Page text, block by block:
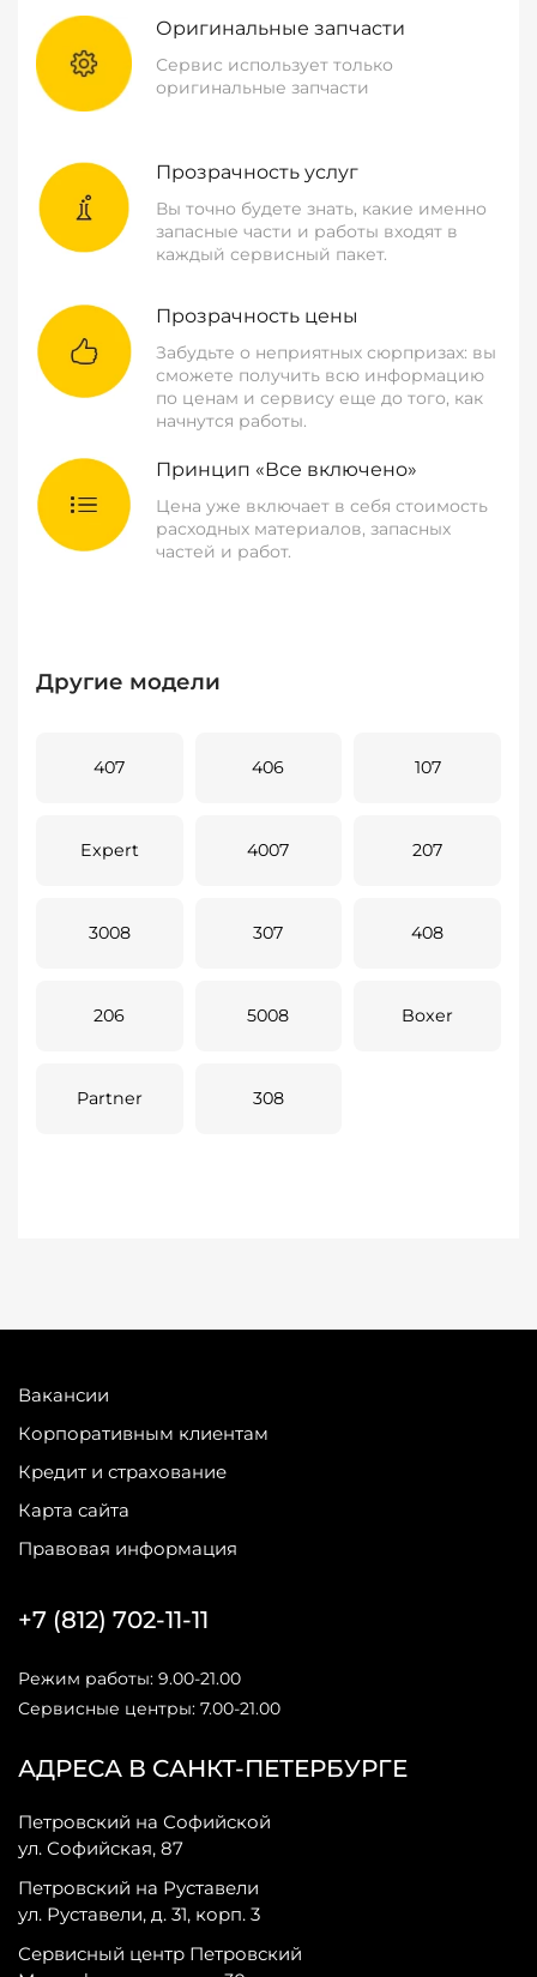
Оригинальные запчасти
Сервис использует только
оригинальные запчасти
Прозрачность услуг
Вы точно будете знать, какие именно
запасные части и работы входят в
каждый сервисный пакет.
Прозрачность цены
Забудьте о неприятных сюрпризах: вы
сможете получить всю информацию
по ценам и сервису еще до того, как
начнутся работы.
Принцип «Все включено»
Цена уже включает в себя стоимость
расходных материалов, запасных
частей и работ.
Другие модели
407 406 107
Expert 4007 207
3008 307 408
206 5008 Boxer
Partner 308
Вакансии
Корпоративным клиентам
Кредит и страхование
Карта сайта
Правовая информация
АДРЕСА В САНКТ-ПЕТЕРБУРГЕ
Петровский на Софийской
ул. Софийская, 87
Петровский на Руставели
ул. Руставели, д. 31, корп. 3
Сервисный центр Петровский
+7 (812) 702-11-11
Режим работы: 9.00-21.00
Сервисные центры: 7.00-21.00